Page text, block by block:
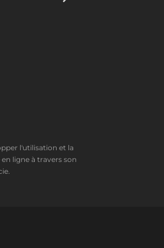
l'utilisation et la
ligne à travers son